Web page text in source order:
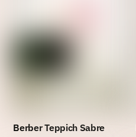
Berber Teppich Sabre